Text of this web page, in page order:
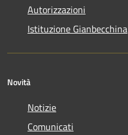
Autorizzazioni
Istituzione Gianbecchina
Novità
Notizie
Comunicati